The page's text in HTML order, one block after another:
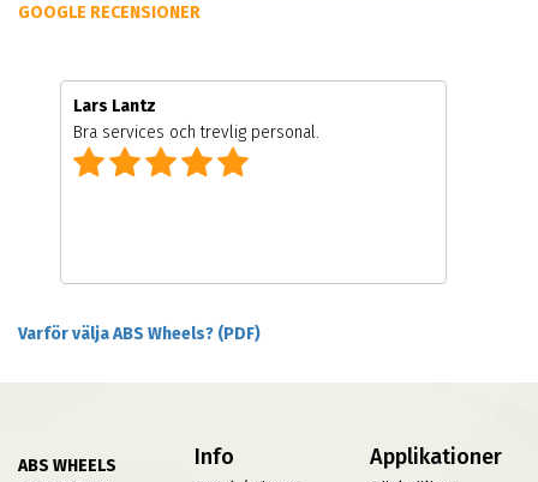
GOOGLE RECENSIONER
Lars Lantz
Bra services och trevlig personal.
Varför välja ABS Wheels? (PDF)
ABS WHEELS
Info Applikationer